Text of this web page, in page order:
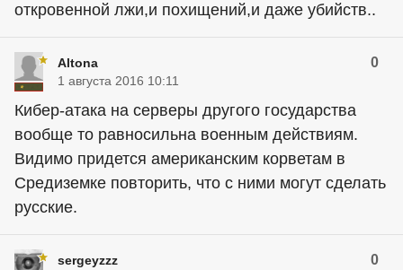
откровенной лжи,и похищений,и даже убийств..
Altona 0
1 августа 2016 10:11
Кибер-атака на серверы другого государства
вообще то равносильна военным действиям.
Видимо придется американским корветам в
Средиземке повторить, что с ними могут сделать
русские.
sergeyzzz 0